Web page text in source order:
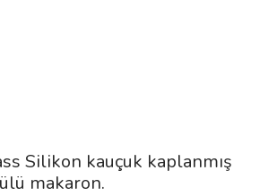
Silikon kauçuk kaplanmış
makaron.